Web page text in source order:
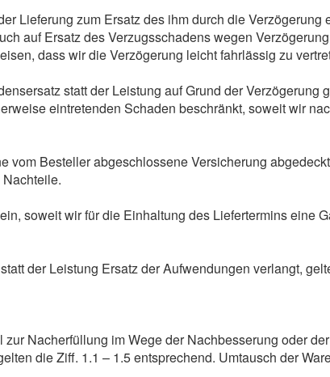
Lieferung zum Ersatz des ihm durch die
auf Ersatz des Verzugsschadens wegen
dass wir die Verzögerung leicht fahrlässig zu
statt der Leistung auf Grund der Verzögerung
eintretenden Schaden beschränkt, soweit wir
vom Besteller abgeschlossene Versicherung
soweit wir für die Einhaltung des Liefertermins eine
der Leistung Ersatz der Aufwendungen verlangt,
Nacherfüllung im Wege der Nachbesserung oder
die Ziff. 1.1 – 1.5 entsprechend. Umtausch der